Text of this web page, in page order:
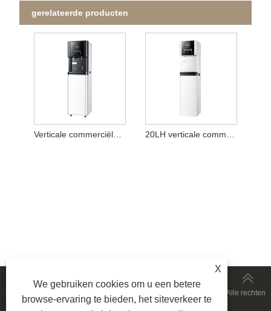
gerelateerde producten
Verticale commerciële waterzuiveraar voor 20 personen 20LH verticale commerciële waterzuiveraar
Copyright © 2026 Ningbo Aofukang Intelligent Technology Co., Ltd. Alle rechten
X
We gebruiken cookies om u een betere
browse-ervaring te bieden, het siteverkeer te